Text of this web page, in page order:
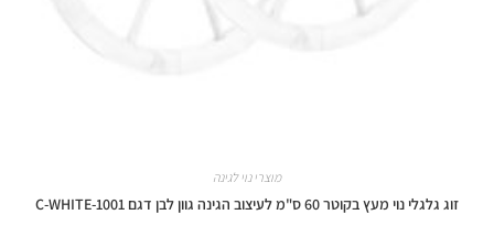
מוצרי נוי לגינה
זוג גלגלי נוי מעץ בקוטר 60 ס"מ לעיצוב הגינה גוון לבן דגם C-WHITE-1001